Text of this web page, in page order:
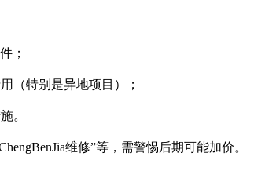
；
（特别是异地项目）；
。
维修”等，需警惕后期可能加价。